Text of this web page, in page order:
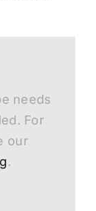
needs
For
our
.